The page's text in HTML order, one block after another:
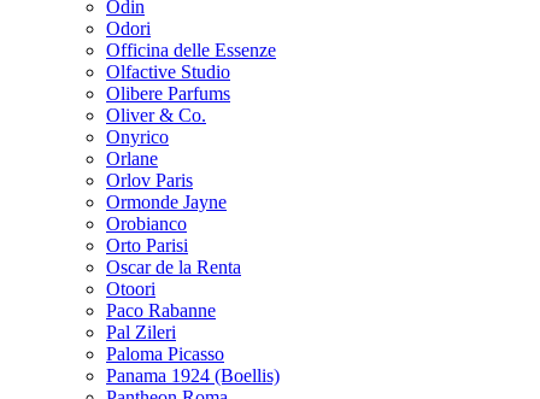
Odin
Odori
Officina delle Essenze
Olfactive Studio
Olibere Parfums
Oliver & Co.
Onyrico
Orlane
Orlov Paris
Ormonde Jayne
Orobianco
Orto Parisi
Oscar de la Renta
Otoori
Paco Rabanne
Pal Zileri
Paloma Picasso
Panama 1924 (Boellis)